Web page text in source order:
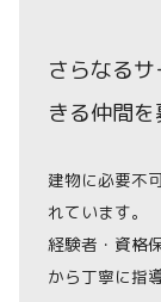
さらなる
きる仲間を
建物に必要不
れています。
経験者・資格
から丁寧に指